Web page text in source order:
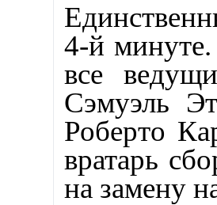
4-й
все
Сэмуэль
Роберто
вратарь
на замену